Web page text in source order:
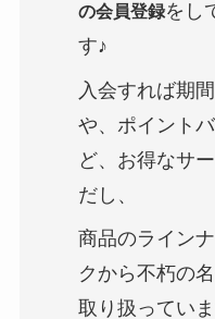
の会員登録をし
す♪
入会すれば期
や、ポイント
ど、お得なサ
だし、
商品のライン
クから不朽の
取り扱っていま